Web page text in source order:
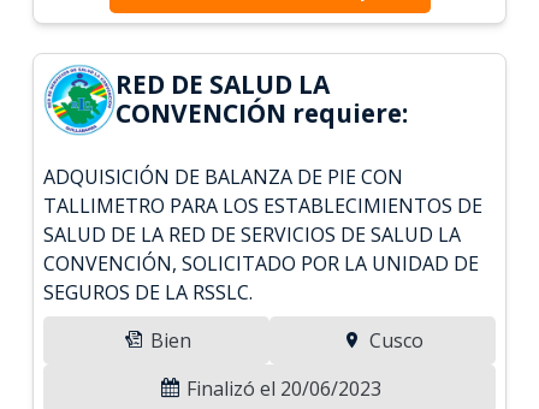
RED DE SALUD LA
CONVENCIÓN requiere:
ADQUISICIÓN DE BALANZA DE PIE CON
TALLIMETRO PARA LOS ESTABLECIMIENTOS DE
SALUD DE LA RED DE SERVICIOS DE SALUD LA
CONVENCIÓN, SOLICITADO POR LA UNIDAD DE
SEGUROS DE LA RSSLC.
Bien
Cusco
Finalizó el 20/06/2023